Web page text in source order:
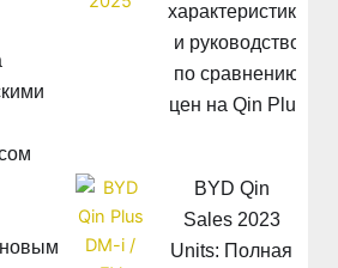
характеристики
и руководство
по сравнению
цен на Qin Plus
BYD Qin
Sales 2023
Units: Полная